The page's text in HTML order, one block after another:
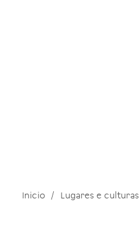
Inicio Lugares e culturas